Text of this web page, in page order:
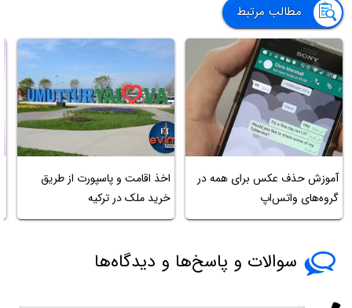
مطالب مرتبط
آموزش حذف عکس برای همه در
گروه‌های واتس‌اپ
اخذ اقامت و پاسپورت از طریق
خرید ملک در ترکیه
سوالات و پاسخ‌ها و دیدگاه‌ها